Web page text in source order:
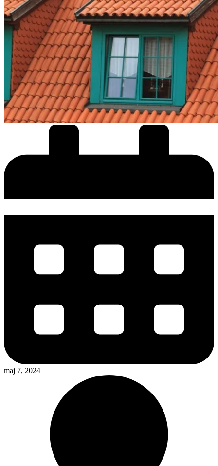
maj 7, 2024